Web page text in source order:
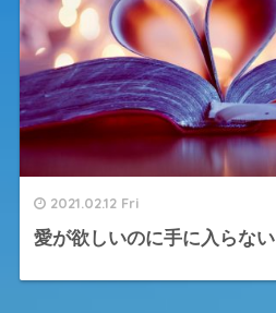
2021.02.12 Fri
愛が欲しいのに手に入らない